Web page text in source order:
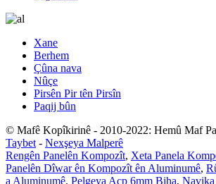
Xane
Berhem
Çûna nava
Nûçe
Pirsên Pir tên Pirsîn
Paqij bûn
© Mafê Kopîkirinê - 2010-2022: Hemû Maf
Taybet - Nexşeya Malperê
Rengên Panelên Kompozît, Xeta Panela
Panelên Dîwar ên Kompozît ên Aluminumê,
a Aluminumê, Pelgeya Acp 6mm Biha, Navika